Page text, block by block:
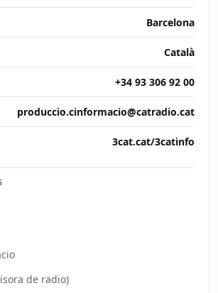
Barcelona
Català
+34 93 306 92 00
produccio.cinformacio@catradio.cat
3cat.cat/3catinfo
de radio)